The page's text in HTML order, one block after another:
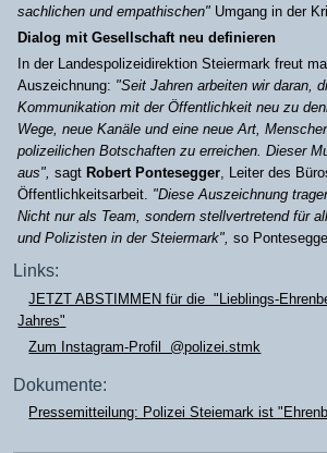
sachlichen und empathischen" Umgang in der
Dialog mit Gesellschaft neu definieren
In der Landespolizeidirektion Steiermark freut
Auszeichnung: "Seit Jahren arbeiten wir daran,
Kommunikation mit der Öffentlichkeit neu zu
Wege, neue Kanäle und eine neue Art,
polizeilichen Botschaften zu erreichen. Dieser
aus", sagt Robert Pontesegger, Leiter des
Öffentlichkeitsarbeit. "Diese Auszeichnung
Nicht nur als Team, sondern stellvertretend für
und Polizisten in der Steiermark", so
Links:
JETZT ABSTIMMEN für die "Lieblings-
Jahres"
Zum Instagram-Profil @polizei.stmk
Dokumente:
Pressemitteilung: Polizei Steiemark ist